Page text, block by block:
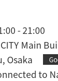
- 21:00
Main
Osaka
to